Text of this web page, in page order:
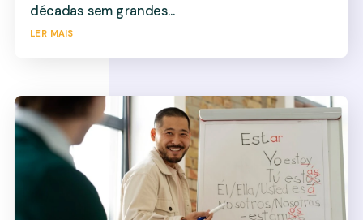
décadas sem grandes...
ler mais